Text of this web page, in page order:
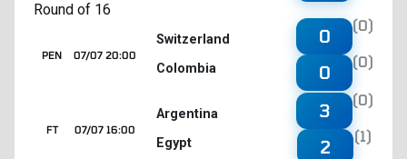
Round of 16
07/07 20:00
PEN
Switzerland
Colombia
0
(0)
0
(0)
07/07 16:00
FT
Argentina
Egypt
3
(0)
2
(1)